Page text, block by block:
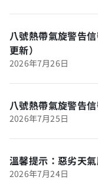
八號熱帶氣旋警告
更新）
2026年7月26日
八號熱帶氣旋警告
2026年7月25日
溫馨提示：惡劣天
2026年7月24日